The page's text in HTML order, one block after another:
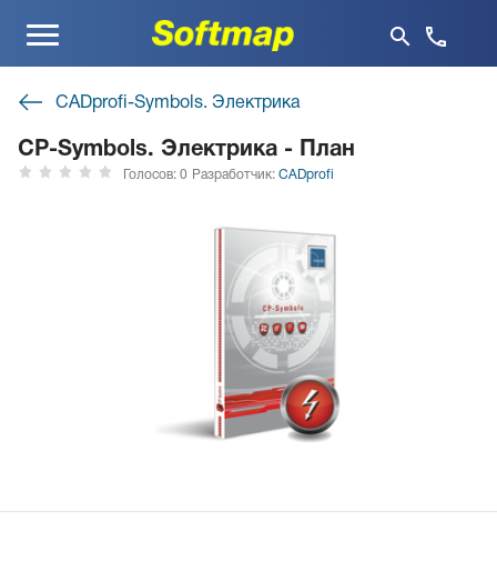
Меню
CADprofi-Symbols. Электрика
CP-Symbols. Электрика - План
Голосов: 0 Разработчик: CADprofi